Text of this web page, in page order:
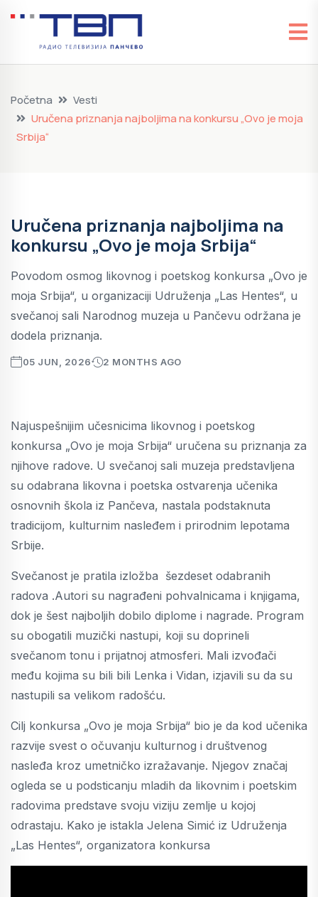
Početna
Vesti
Uručena priznanja najboljima na konkursu „Ovo je moja
Srbija“
Uručena priznanja najboljima na
konkursu „Ovo je moja Srbija“
Povodom osmog likovnog i poetskog konkursa „Ovo je
moja Srbija“, u organizaciji Udruženja „Las Hentes“, u
svečanoj sali Narodnog muzeja u Pančevu održana je
dodela priznanja.
05 JUN, 2026 2 MONTHS AGO
Najuspešnijim učesnicima likovnog i poetskog
konkursa „Ovo je moja Srbija“ uručena su priznanja za
njihove radove. U svečanoj sali muzeja predstavljena
su odabrana likovna i poetska ostvarenja učenika
osnovnih škola iz Pančeva, nastala podstaknuta
tradicijom, kulturnim nasleđem i prirodnim lepotama
Srbije.
Svečanost je pratila izložba šezdeset odabranih
radova .Autori su nagrađeni pohvalnicama i knjigama,
dok je šest najboljih dobilo diplome i nagrade. Program
su obogatili muzički nastupi, koji su doprineli
svečanom tonu i prijatnoj atmosferi. Mali izvođači
među kojima su bili bili Lenka i Vidan, izjavili su da su
nastupili sa velikom radošću.
Cilj konkursa „Ovo je moja Srbija“ bio je da kod učenika
razvije svest o očuvanju kulturnog i društvenog
nasleđa kroz umetničko izražavanje. Njegov značaj
ogleda se u podsticanju mladih da likovnim i poetskim
radovima predstave svoju viziju zemlje u kojoj
odrastaju. Kako je istakla Jelena Simić iz Udruženja
„Las Hentes“, organizatora konkursa